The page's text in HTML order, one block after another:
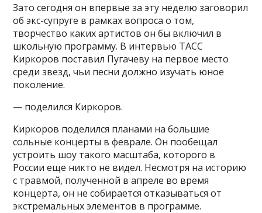
Зато сегодня он впервые за эту неделю заговорил
об экс-супруге в рамках вопроса о том,
творчество каких артистов он бы включил в
школьную программу. В интервью ТАСС
Киркоров поставил Пугачеву на первое место
среди звезд, чьи песни должно изучать юное
поколение.
— поделился Киркоров.
Киркоров поделился планами на большие
сольные концерты в феврале. Он пообещал
устроить шоу такого масштаба, которого в
России еще никто не видел. Несмотря на историю
с травмой, полученной в апреле во время
концерта, он не собирается отказываться от
экстремальных элементов в программе.